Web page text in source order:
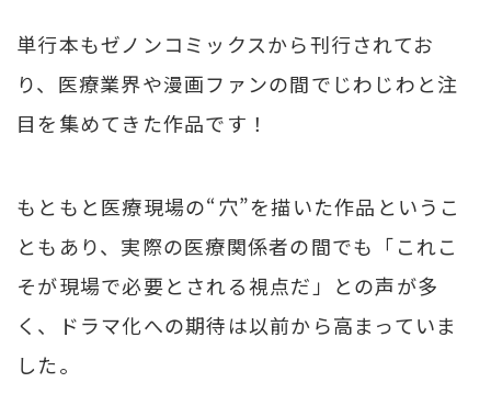
単行本もゼノンコミックスから刊行されてお
り、医療業界や漫画ファンの間でじわじわと注
目を集めてきた作品です！
もともと医療現場の“穴”を描いた作品というこ
ともあり、実際の医療関係者の間でも「これこ
そが現場で必要とされる視点だ」との声が多
く、ドラマ化への期待は以前から高まっていま
した。